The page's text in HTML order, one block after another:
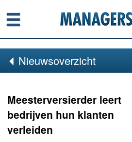
Menu
Nieuwsoverzicht
Meesterversierder leert
bedrijven hun klanten
verleiden